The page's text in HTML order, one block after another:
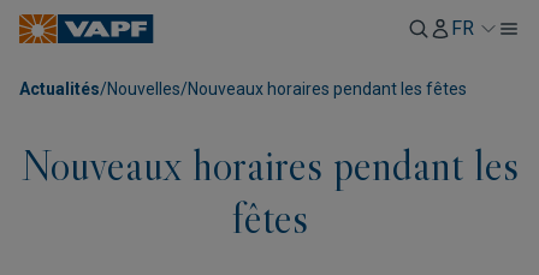
FR
Actualités/Nouvelles/Nouveaux horaires pendant les fêtes
Nouveaux horaires pendant les
fêtes